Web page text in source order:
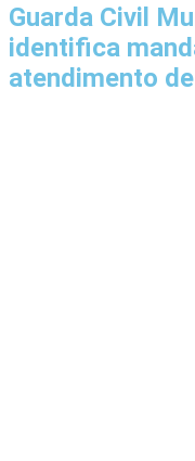
Guarda Civil
identifica
atendimento